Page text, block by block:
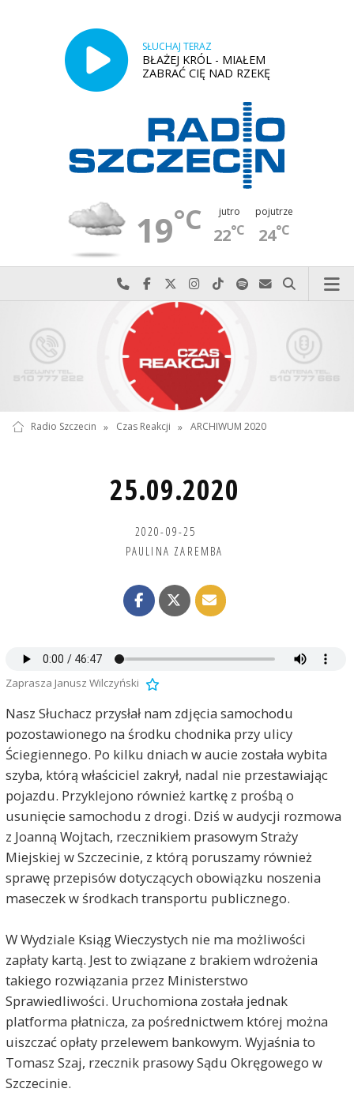
SŁUCHAJ TERAZ
BŁAŻEJ KRÓL - MIAŁEM
ZABRAĆ CIĘ NAD RZEKĘ
19°C jutro
22°C
pojutrze
24°C
Najlepiej po prostu do nas zadzwoń
Odwiedź nas na Facebook-u
Odwiedź nas na X
Odwiedź nas na Instagram-ie
Odwiedź nas na TikTok-u
Szukaj nas na Spotify
Wyślij do nas
Szukaj
Radio Szczecin » Czas Reakcji » ARCHIWUM 2020
25.09.2020
2020-09-25
PAULINA ZAREMBA
Zaprasza Janusz Wilczyński
Nasz Słuchacz przysłał nam zdjęcia samochodu
pozostawionego na środku chodnika przy ulicy
Ściegiennego. Po kilku dniach w aucie została wybita
szyba, którą właściciel zakrył, nadal nie przestawiając
pojazdu. Przyklejono również kartkę z prośbą o
usunięcie samochodu z drogi. Dziś w audycji rozmowa
z Joanną Wojtach, rzecznikiem prasowym Straży
Miejskiej w Szczecinie, z którą poruszamy również
sprawę przepisów dotyczących obowiązku noszenia
maseczek w środkach transportu publicznego.
W Wydziale Ksiąg Wieczystych nie ma możliwości
zapłaty kartą. Jest to związane z brakiem wdrożenia
takiego rozwiązania przez Ministerstwo
Sprawiedliwości. Uruchomiona została jednak
platforma płatnicza, za pośrednictwem której można
uiszczać opłaty przelewem bankowym. Wyjaśnia to
Tomasz Szaj, rzecznik prasowy Sądu Okręgowego w
Szczecinie.